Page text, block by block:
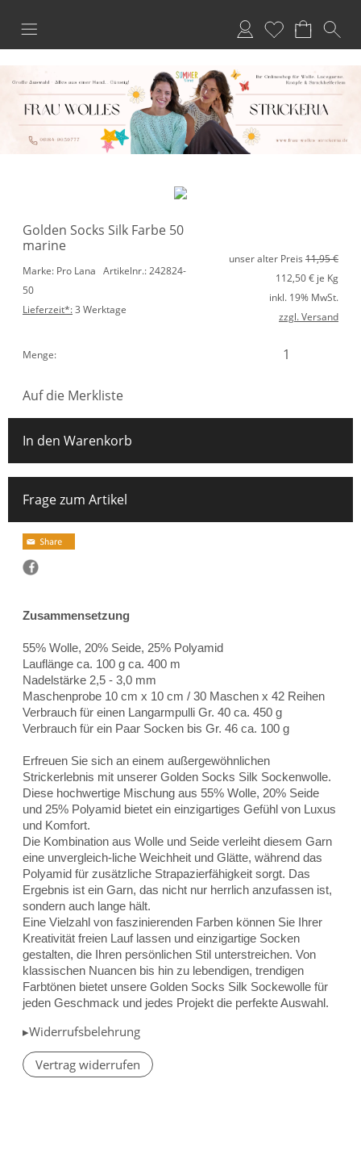
Anmelden
Merkliste
Golden Socks Silk Farbe 50
marine
Marke: Pro Lana Artikelnr.: 242824-
50
Lieferzeit*:3 Werktage
unser alter Preis 11,95 €
112,50€ je Kg
inkl. 19% MwSt.
zzgl. Versand
Menge:
Auf die Merkliste
In den Warenkorb
Frage zum Artikel
Zusammensetzung
55% Wolle, 20% Seide, 25% Polyamid
Lauflänge ca. 100 g ca. 400 m
Nadelstärke 2,5 - 3,0 mm
Maschenprobe 10 cm x 10 cm / 30 Maschen x 42 Reihen
Verbrauch für einen Langarmpulli Gr. 40 ca. 450 g
Verbrauch für ein Paar Socken bis Gr. 46 ca. 100 g
Erfreuen Sie sich an einem außergewöhnlichen
Strickerlebnis mit unserer Golden Socks Silk Sockenwolle.
Diese hochwertige Mischung aus 55% Wolle, 20% Seide
und 25% Polyamid bietet ein einzigartiges Gefühl von Luxus
und Komfort.
Die Kombination aus Wolle und Seide verleiht diesem Garn
eine unvergleich-liche Weichheit und Glätte, während das
Polyamid für zusätzliche Strapazierfähigkeit sorgt. Das
Ergebnis ist ein Garn, das nicht nur herrlich anzufassen ist,
sondern auch lange hält.
Eine Vielzahl von faszinierenden Farben können Sie Ihrer
Kreativität freien Lauf lassen und einzigartige Socken
gestalten, die Ihren persönlichen Stil unterstreichen. Von
klassischen Nuancen bis hin zu lebendigen, trendigen
Farbtönen bietet unsere Golden Socks Silk Sockewolle für
jeden Geschmack und jedes Projekt die perfekte Auswahl.
▸Widerrufsbelehrung
Vertrag widerrufen